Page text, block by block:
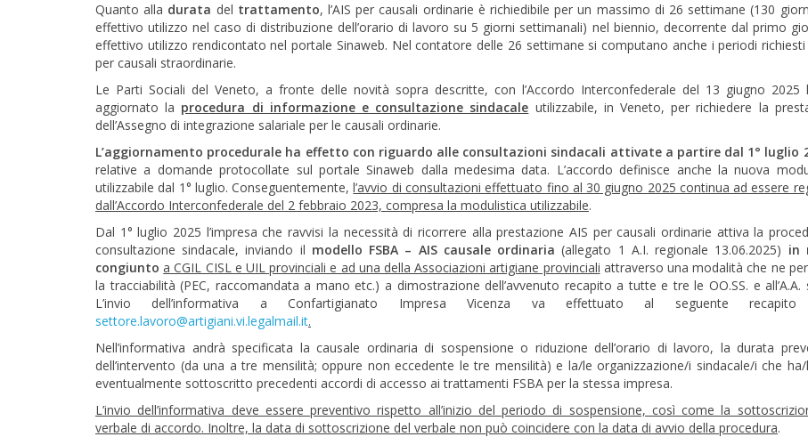
Quanto alla durata del trattamento, l’AIS per causali ordinarie è richiedibile per un massimo di 26 settimane (130
effettivo utilizzo nel caso di distribuzione dell’orario di lavoro su 5 giorni settimanali) nel biennio, decorrente dal primo
effettivo utilizzo rendicontato nel portale Sinaweb. Nel contatore delle 26 settimane si computano anche i periodi richiesti
per causali straordinarie.
Le Parti Sociali del Veneto, a fronte delle novità sopra descritte, con l’Accordo Interconfederale del 13 giugno 2025
aggiornato la procedura di informazione e consultazione sindacale utilizzabile, in Veneto, per richiedere la
dell’Assegno di integrazione salariale per le causali ordinarie.
L’aggiornamento procedurale ha effetto con riguardo alle consultazioni sindacali attivate a partire dal 1° luglio
relative a domande protocollate sul portale Sinaweb dalla medesima data. L’accordo definisce anche la nuova
utilizzabile dal 1° luglio. Conseguentemente,l’avvio di consultazioni effettuato fino al 30 giugno 2025 continua ad essere
dall’Accordo Interconfederale del 2 febbraio 2023, compresa la modulistica utilizzabile.
Dal 1° luglio 2025 l’impresa che ravvisi la necessità di ricorrere alla prestazione AIS per causali ordinarie attiva la
consultazione sindacale, inviando il modello FSBA – AIS causale ordinaria (allegato 1 A.I. regionale 13.06.2025) in
congiunto a CGIL CISL e UIL provinciali e ad una della Associazioni artigiane provinciali attraverso una modalità che ne
la tracciabilità (PEC, raccomandata a mano etc.) a dimostrazione dell’avvenuto recapito a tutte e tre le OO.SS. e all’A.A.
L’invio dell’informativa a Confartigianato Impresa Vicenza va effettuato al seguente
settore.lavoro@artigiani.vi.legalmail.it.
Nell’informativa andrà specificata la causale ordinaria di sospensione o riduzione dell’orario di lavoro, la durata
dell’intervento (da una a tre mensilità; oppure non eccedente le tre mensilità) e la/le organizzazione/i sindacale/i che
eventualmente sottoscritto precedenti accordi di accesso ai trattamenti FSBA per la stessa impresa.
L’invio dell’informativa deve essere preventivo rispetto all’inizio del periodo di sospensione, così come la
verbale di accordo. Inoltre, la data di sottoscrizione del verbale non può coincidere con la data di avvio della procedura.